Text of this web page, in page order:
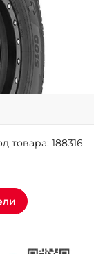
911-0
911-4
184-184
911-2
643-33-77
74-19
товара: 188316